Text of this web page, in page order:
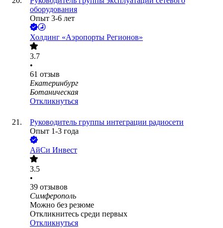
оборудования
Опыт 3-6 лет
Холдинг «Аэропорты Регионов»
3.7
•
61 отзыв
Екатеринбург
Ботаническая
Откликнуться
Руководитель группы интеграции радиосети
Опыт 1-3 года
АйСи Инвест
3.5
•
39 отзывов
Симферополь
Можно без резюме
Откликнитесь среди первых
Откликнуться